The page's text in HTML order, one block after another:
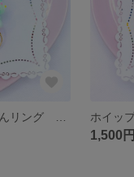
1,500円